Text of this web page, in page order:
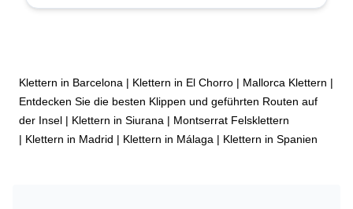
Klettern in Barcelona | Klettern in El Chorro | Mallorca Klettern |
Entdecken Sie die besten Klippen und geführten Routen auf
der Insel | Klettern in Siurana | Montserrat Felsklettern
| Klettern in Madrid | Klettern in Málaga | Klettern in Spanien